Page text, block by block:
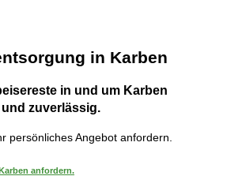
in Karben
in und um Karben
zuverlässig.
persönliches Angebot anfordern.
anfordern.